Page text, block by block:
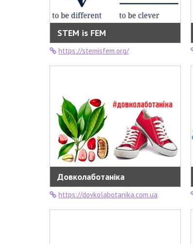
STEM is FEM
https://stemisfem.org/
Довколаботаніка
https://dovkolabotanika.com.ua